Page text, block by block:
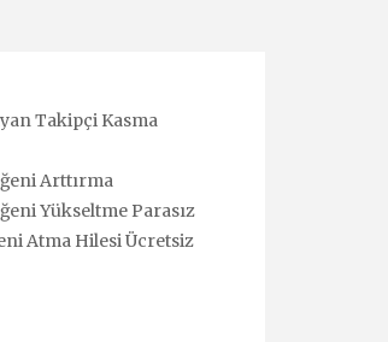
Takipçi Kasma
Arttırma
Yükseltme Parasız
Atma Hilesi Ücretsiz